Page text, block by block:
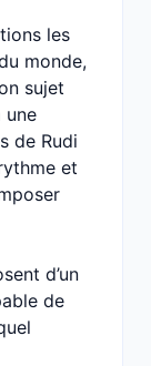
les
monde,
sujet
une
de Rudi
et
d’un
de